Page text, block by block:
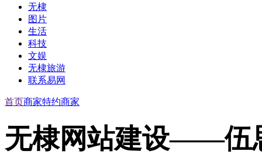
无棣
图片
生活
科技
文娱
无棣旅游
联系易网
首页商家特约商家
无棣网站建设——伍